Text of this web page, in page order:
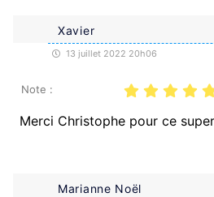
Xavier
13 juillet 2022 20h06
Note :
Merci Christophe pour ce
Marianne Noël